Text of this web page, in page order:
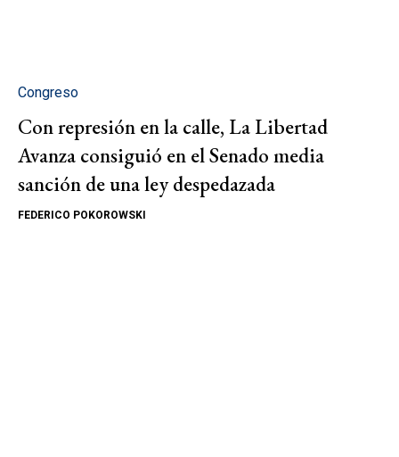
Congreso
Con represión en la calle, La Libertad
Avanza consiguió en el Senado media
sanción de una ley despedazada
FEDERICO POKOROWSKI